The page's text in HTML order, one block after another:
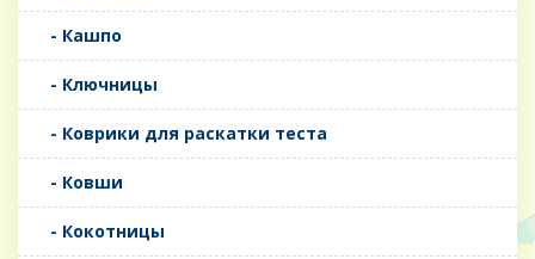
- Кашпо
- Ключницы
- Коврики для раскатки теста
- Ковши
- Кокотницы